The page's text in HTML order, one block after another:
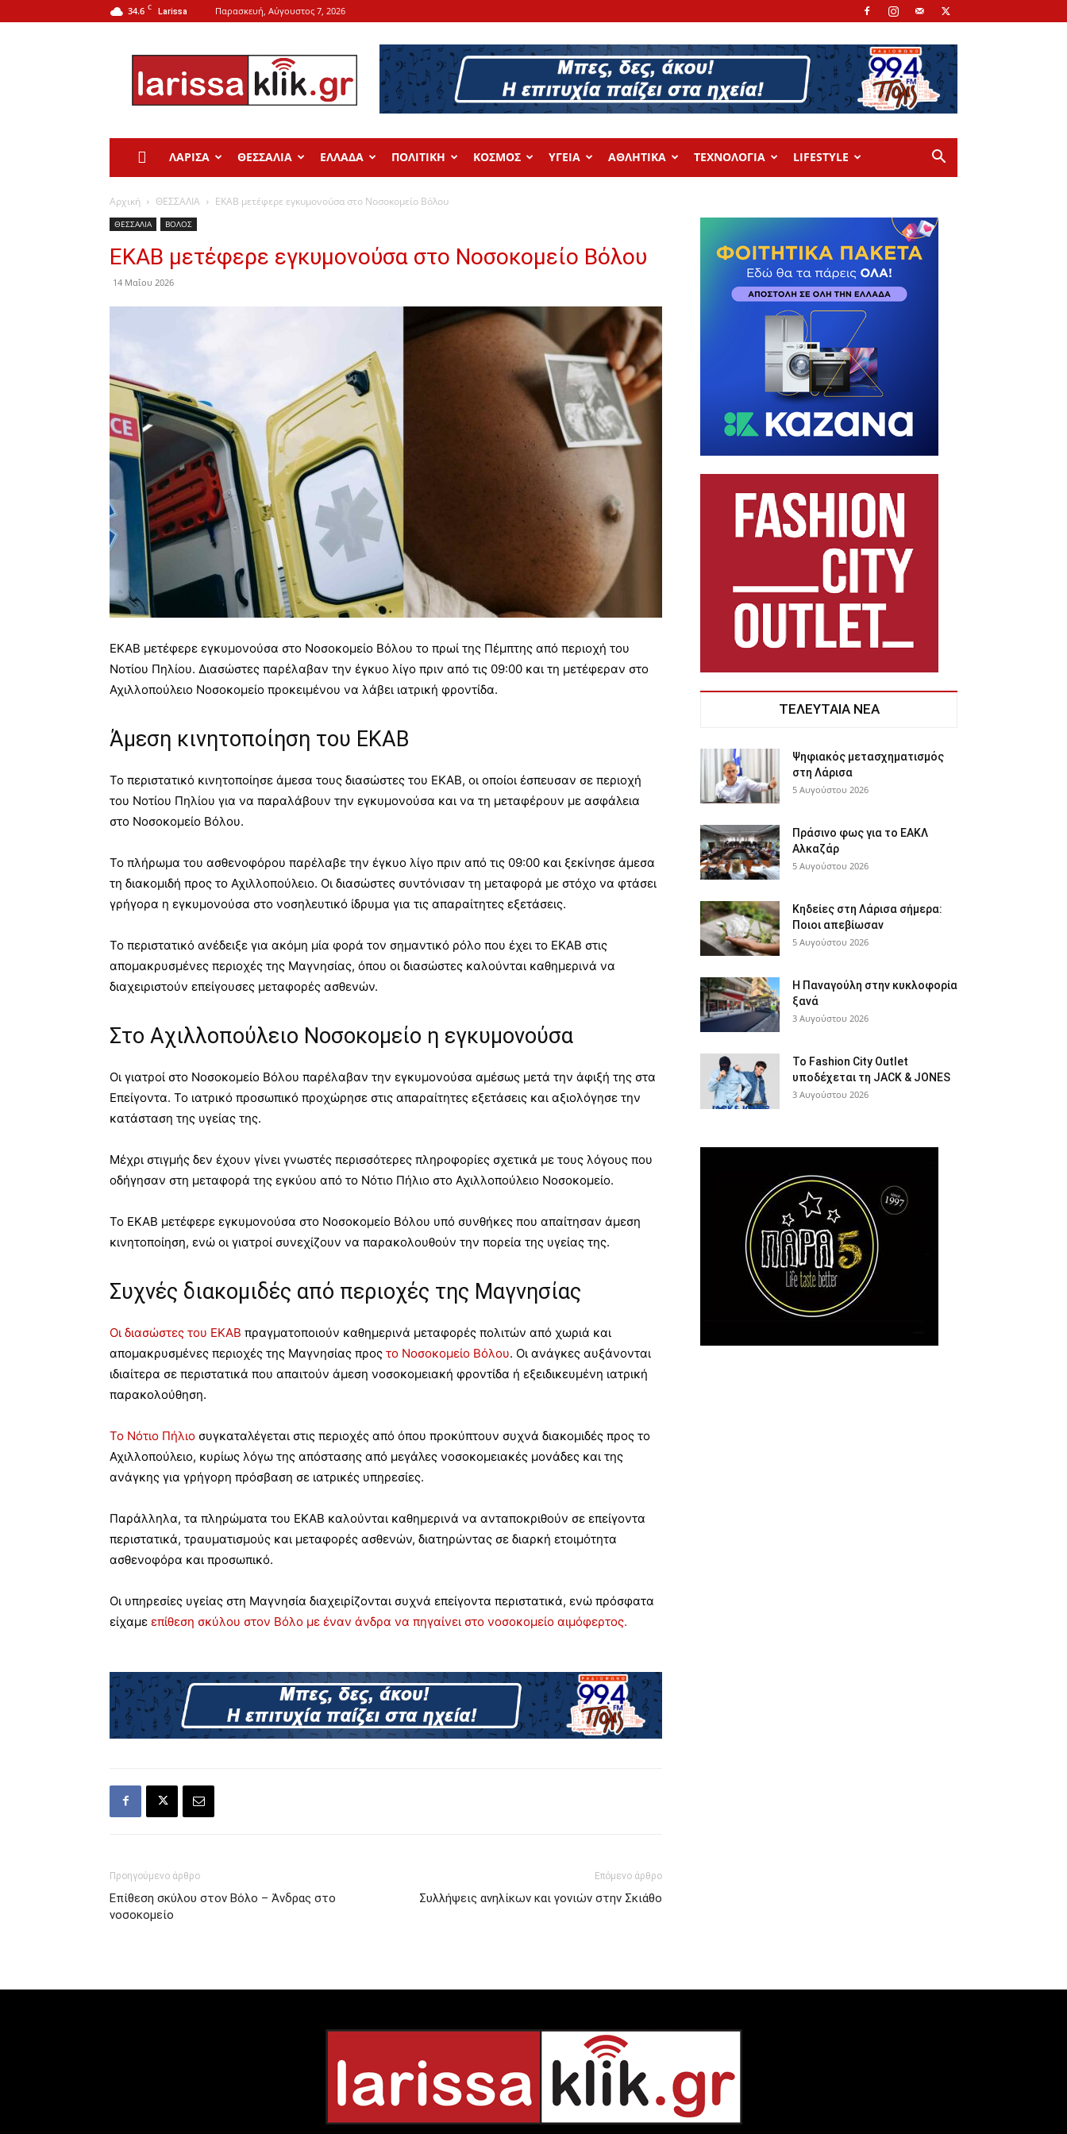
34.6 C Larissa Παρασκευή, Αύγουστος 7, 2026
Larissa
ΛΑΡΙΣΑ ΘΕΣΣΑΛΙΑ ΕΛΛΑΔΑ ΠΟΛΙΤΙΚΗ ΚΟΣΜΟΣ ΥΓΕΙΑ ΑΘΛΗΤΙΚΑ ΤΕΧΝΟΛΟΓΙΑ LIFESTYLE
Αρχική ΘΕΣΣΑΛΙΑ ΕΚΑΒ μετέφερε εγκυμονούσα στο Νοσοκομείο Βόλου
ΘΕΣΣΑΛΙΑ ΒΟΛΟΣ
ΕΚΑΒ μετέφερε εγκυμονούσα στο Νοσοκομείο Βόλου
14 Μαΐου 2026
ΕΚΑΒ μετέφερε εγκυμονούσα στο Νοσοκομείο Βόλου το πρωί της Πέμπτης από περιοχή του
Νοτίου Πηλίου. Διασώστες παρέλαβαν την έγκυο λίγο πριν από τις 09:00 και τη μετέφεραν στο
Αχιλλοπούλειο Νοσοκομείο προκειμένου να λάβει ιατρική φροντίδα.
Άμεση κινητοποίηση του ΕΚΑΒ
Το περιστατικό κινητοποίησε άμεσα τους διασώστες του ΕΚΑΒ, οι οποίοι έσπευσαν σε περιοχή
του Νοτίου Πηλίου για να παραλάβουν την εγκυμονούσα και να τη μεταφέρουν με ασφάλεια
στο Νοσοκομείο Βόλου.
Το πλήρωμα του ασθενοφόρου παρέλαβε την έγκυο λίγο πριν από τις 09:00 και ξεκίνησε άμεσα
τη διακομιδή προς το Αχιλλοπούλειο. Οι διασώστες συντόνισαν τη μεταφορά με στόχο να φτάσει
γρήγορα η εγκυμονούσα στο νοσηλευτικό ίδρυμα για τις απαραίτητες εξετάσεις.
Το περιστατικό ανέδειξε για ακόμη μία φορά τον σημαντικό ρόλο που έχει το ΕΚΑΒ στις
απομακρυσμένες περιοχές της Μαγνησίας, όπου οι διασώστες καλούνται καθημερινά να
διαχειριστούν επείγουσες μεταφορές ασθενών.
Στο Αχιλλοπούλειο Νοσοκομείο η εγκυμονούσα
Οι γιατροί στο Νοσοκομείο Βόλου παρέλαβαν την εγκυμονούσα αμέσως μετά την άφιξή της στα
Επείγοντα. Το ιατρικό προσωπικό προχώρησε στις απαραίτητες εξετάσεις και αξιολόγησε την
κατάσταση της υγείας της.
Μέχρι στιγμής δεν έχουν γίνει γνωστές περισσότερες πληροφορίες σχετικά με τους λόγους που
οδήγησαν στη μεταφορά της εγκύου από το Νότιο Πήλιο στο Αχιλλοπούλειο Νοσοκομείο.
Το ΕΚΑΒ μετέφερε εγκυμονούσα στο Νοσοκομείο Βόλου υπό συνθήκες που απαίτησαν άμεση
κινητοποίηση, ενώ οι γιατροί συνεχίζουν να παρακολουθούν την πορεία της υγείας της.
Συχνές διακομιδές από περιοχές της Μαγνησίας
Οι διασώστες του ΕΚΑΒ πραγματοποιούν καθημερινά μεταφορές πολιτών από χωριά και
απομακρυσμένες περιοχές της Μαγνησίας προς το Νοσοκομείο Βόλου. Οι ανάγκες αυξάνονται
ιδιαίτερα σε περιστατικά που απαιτούν άμεση νοσοκομειακή φροντίδα ή εξειδικευμένη ιατρική
παρακολούθηση.
Το Νότιο Πήλιο συγκαταλέγεται στις περιοχές από όπου προκύπτουν συχνά διακομιδές προς το
Αχιλλοπούλειο, κυρίως λόγω της απόστασης από μεγάλες νοσοκομειακές μονάδες και της
ανάγκης για γρήγορη πρόσβαση σε ιατρικές υπηρεσίες.
Παράλληλα, τα πληρώματα του ΕΚΑΒ καλούνται καθημερινά να ανταποκριθούν σε επείγοντα
περιστατικά, τραυματισμούς και μεταφορές ασθενών, διατηρώντας σε διαρκή ετοιμότητα
ασθενοφόρα και προσωπικό.
Οι υπηρεσίες υγείας στη Μαγνησία διαχειρίζονται συχνά επείγοντα περιστατικά, ενώ πρόσφατα
είχαμε επίθεση σκύλου στον Βόλο με έναν άνδρα να πηγαίνει στο νοσοκομείο αιμόφερτος.
Προηγούμενο άρθρο
Επίθεση σκύλου στον Βόλο – Άνδρας στο
νοσοκομείο
Επόμενο άρθρο
Συλλήψεις ανηλίκων και γονιών στην Σκιάθο
ΤΕΛΕΥΤΑΙΑ ΝΕΑ
Ψηφιακός μετασχηματισμός
στη Λάρισα
5 Αυγούστου 2026
Πράσινο φως για το ΕΑΚΛ
Αλκαζάρ
5 Αυγούστου 2026
Κηδείες στη Λάρισα σήμερα:
Ποιοι απεβίωσαν
5 Αυγούστου 2026
Η Παναγούλη στην κυκλοφορία
ξανά
3 Αυγούστου 2026
Το Fashion City Outlet
υποδέχεται τη JACK & JONES
3 Αυγούστου 2026